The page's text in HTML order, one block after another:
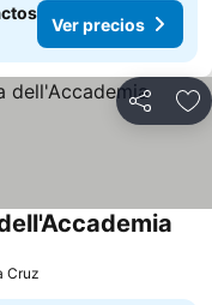
Ver precios
Compartir
Cruz